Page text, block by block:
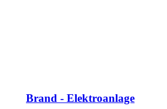
Brand - Elektroanlage